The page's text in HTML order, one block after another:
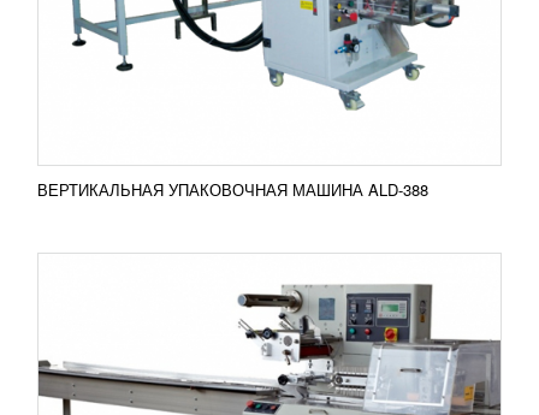
ВЕРТИКАЛЬНАЯ УПАКОВОЧНАЯ МАШИНА ALD-388
(450WX) имеет такие особенности: Двойной
контроль, гибкий нож для обрезки пленки, не
требуется...
Добавить в сравнение
АВТОМАТИЧЕСКАЯ УПАКОВОЧНАЯ
ЛИНИЯ (ALD 420) С ШНЕКОВЫМ